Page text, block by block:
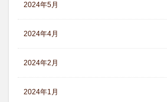
2024年5月
2024年4月
2024年2月
2024年1月